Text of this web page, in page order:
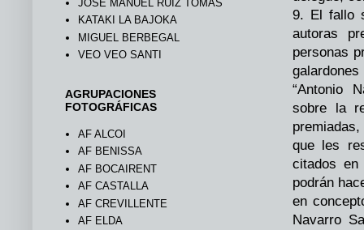
9. El fallo
autoras
personas
“Antonio
sobre la
que les
citados
podrán
en
Navarro
JOSÉ MANUEL RUIZ TOMÁS
KATAKI LA BAJOKA
MIGUEL BERBEGAL
VEO VEO SANTI
AGRUPACIONES
FOTOGRÁFICAS
AF ALCOI
AF BENISSA
AF BOCAIRENT
AF CASTALLA
AF CREVILLENTE
AF ELDA